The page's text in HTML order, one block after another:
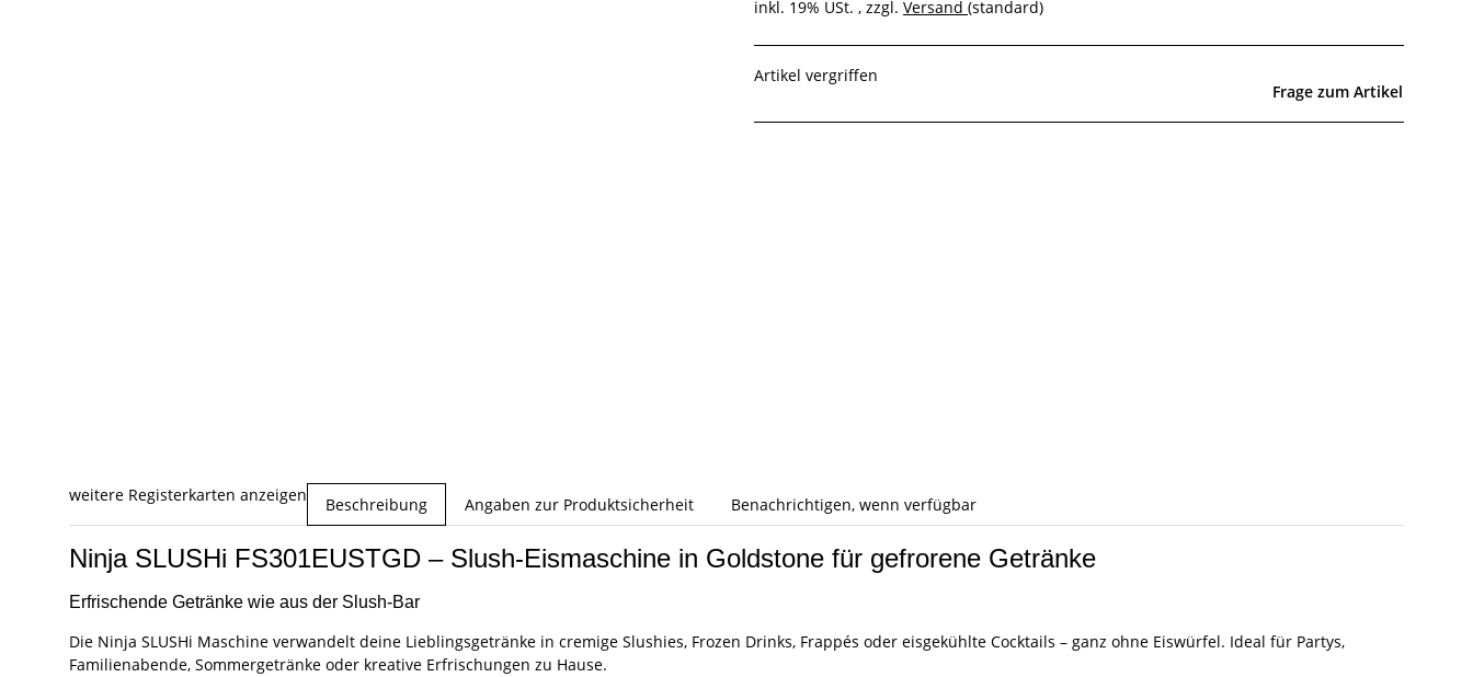
inkl. 19% USt. , zzgl. Versand (standard)
Artikel vergriffen
Frage zum Artikel
weitere Registerkarten anzeigen Beschreibung Angaben zur Produktsicherheit Benachrichtigen, wenn verfügbar
Ninja SLUSHi FS301EUSTGD – Slush-Eismaschine in Goldstone für gefrorene Getränke
Erfrischende Getränke wie aus der Slush-Bar
Die Ninja SLUSHi Maschine verwandelt deine Lieblingsgetränke in cremige Slushies, Frozen Drinks, Frappés oder eisgekühlte Cocktails – ganz ohne Eiswürfel. Ideal für Partys,
Familienabende, Sommergetränke oder kreative Erfrischungen zu Hause.